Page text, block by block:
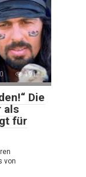
0 191
Die
als
für
von